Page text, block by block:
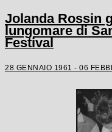
Jolanda Rossin
lungomare di
Festival
28 GENNAIO 1961 - 06